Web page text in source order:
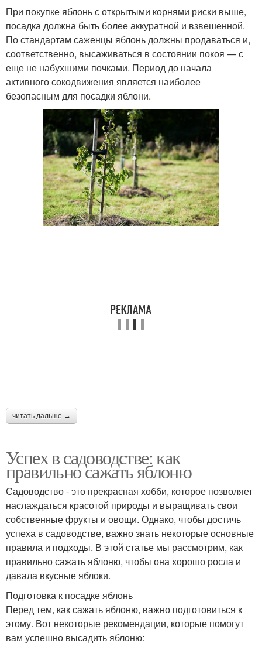
При покупке яблонь с открытыми корнями риски выше,
посадка должна быть более аккуратной и взвешенной.
По стандартам саженцы яблонь должны продаваться и,
соответственно, высаживаться в состоянии покоя — с
еще не набухшими почками. Период до начала
активного сокодвижения является наиболее
безопасным для посадки яблони.
читать дальше →
Успех в садоводстве: как
правильно сажать яблоню
Садоводство - это прекрасная хобби, которое позволяет
наслаждаться красотой природы и выращивать свои
собственные фрукты и овощи. Однако, чтобы достичь
успеха в садоводстве, важно знать некоторые основные
правила и подходы. В этой статье мы рассмотрим, как
правильно сажать яблоню, чтобы она хорошо росла и
давала вкусные яблоки.
Подготовка к посадке яблонь
Перед тем, как сажать яблоню, важно подготовиться к
этому. Вот некоторые рекомендации, которые помогут
вам успешно высадить яблоню: